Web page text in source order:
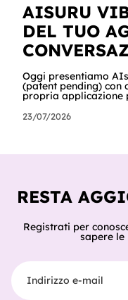
AISURU
DEL TUO
Oggi presentiamo
(patent pending) con
propria applicazione
accesso, nella stessa
chiesti. In questo
del catalogo, cosa ci
23/07/2026
RESTA
Registrati per
sapere le
Indirizzo e-mail